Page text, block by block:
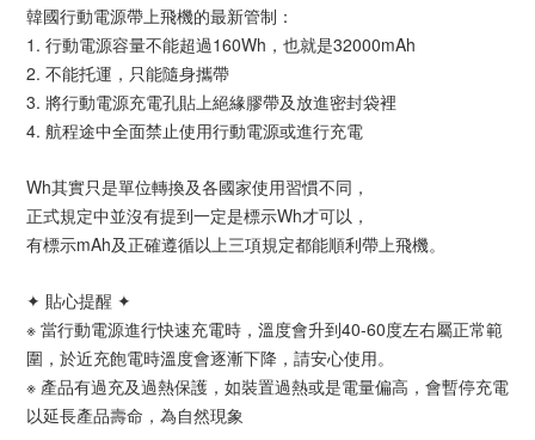
韓國行動電源帶上飛機的最新管制：
1. 行動電源容量不能超過160Wh，也就是32000mAh
2. 不能托運，只能隨身攜帶
3. 將行動電源充電孔貼上絕緣膠帶及放進密封袋裡
4. 航程途中全面禁止使用行動電源或進行充電
Wh其實只是單位轉換及各國家使用習慣不同，
正式規定中並沒有提到一定是標示Wh才可以，
有標示mAh及正確遵循以上三項規定都能順利帶上飛機。
✦ 貼心提醒 ✦
※ 當行動電源進行快速充電時，溫度會升到40-60度左右屬正常範
圍，於近充飽電時溫度會逐漸下降，請安心使用。
※ 產品有過充及過熱保護，如裝置過熱或是電量偏高，會暫停充電
以延長產品壽命，為自然現象